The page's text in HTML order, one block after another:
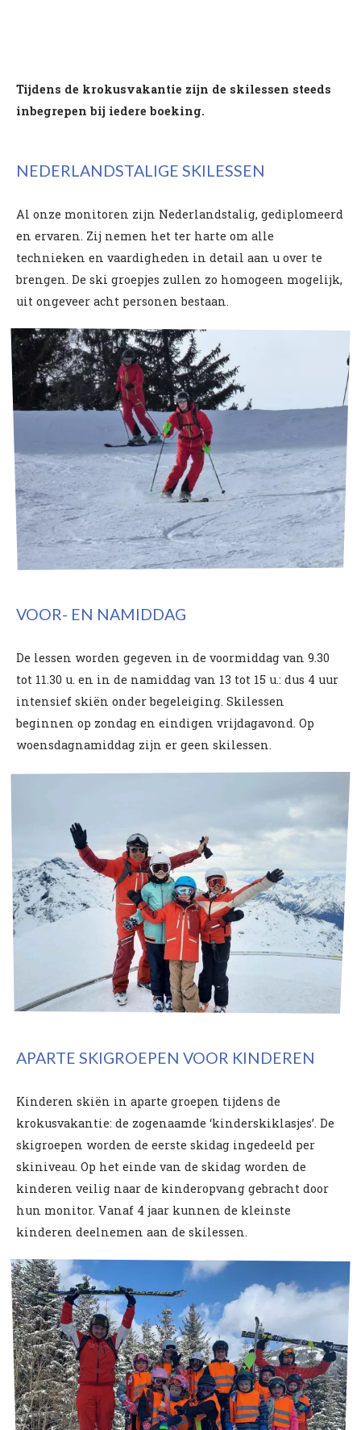
Tijdens de krokusvakantie zijn de skilessen steeds
inbegrepen bij iedere boeking.
NEDERLANDSTALIGE SKILESSEN
Al onze monitoren zijn Nederlandstalig, gediplomeerd
en ervaren. Zij nemen het ter harte om alle
technieken en vaardigheden in detail aan u over te
brengen. De ski groepjes zullen zo homogeen mogelijk,
uit ongeveer acht personen bestaan.
VOOR- EN NAMIDDAG
De lessen worden gegeven in de voormiddag van 9.30
tot 11.30 u. en in de namiddag van 13 tot 15 u.: dus 4 uur
intensief skiën onder begeleiging. Skilessen
beginnen op zondag en eindigen vrijdagavond. Op
woensdagnamiddag zijn er geen skilessen.
APARTE SKIGROEPEN VOOR KINDEREN
Kinderen skiën in aparte groepen tijdens de
krokusvakantie: de zogenaamde ‘kinderskiklasjes’. De
skigroepen worden de eerste skidag ingedeeld per
skiniveau. Op het einde van de skidag worden de
kinderen veilig naar de kinderopvang gebracht door
hun monitor. Vanaf 4 jaar kunnen de kleinste
kinderen deelnemen aan de skilessen.